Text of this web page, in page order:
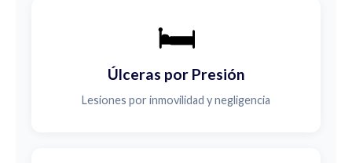
🛏️
Úlceras por Presión
Lesiones por inmovilidad y negligencia